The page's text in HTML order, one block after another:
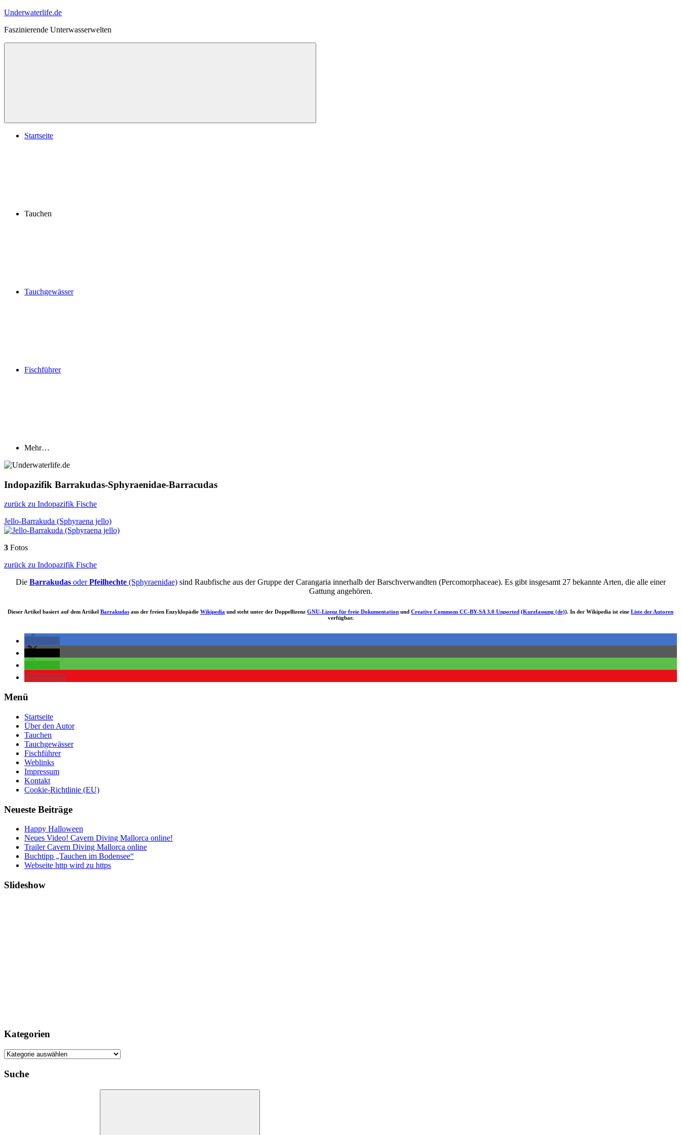
Zum
springen
Underwaterlife.de
Faszinierende Unterwasserwelten
Menü
Startseite
Tauchen
Tauchgewässer
Fischführer
Mehr…
Indopazifik Barrakudas-Sphyraenidae-Barracudas
zurück zu Indopazifik Fische
Jello-Barrakuda (Sphyraena jello)
3 Fotos
zurück zu Indopazifik Fische
Die BarrakudasoderPfeilhechte(Sphyraenidae)sind Raubfische aus der Gruppe der Carangaria innerhalb der Barschverwandten (Percomorphaceae). Es gibt insgesamt 27 bekannte Arten, die alle einer
Gattung angehören.
Dieser Artikel basiert auf dem Artikel Barrakudas aus der freien Enzyklopädie Wikipedia und steht unter der Doppellizenz GNU-Lizenz für freie Dokumentation und Creative Commons CC-BY-SA 3.0 Unported (Kurzfassung (de)). In der Wikipedia ist eine Liste der Autoren
verfügbar.
Menü
Startseite
Über den Autor
Tauchen
Tauchgewässer
Fischführer
Weblinks
Impressum
Kontakt
Cookie-Richtlinie (EU)
Neueste Beiträge
Happy Halloween
Neues Video! Cavern Diving Mallorca online!
Trailer Cavern Diving Mallorca online
Buchtipp „Tauchen im Bodensee“
Webseite http wird zu https
Slideshow
Kategorien
Kategorien
Suche